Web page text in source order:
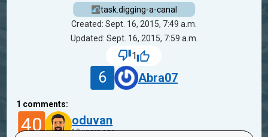
task.digging-a-canal
Created: Sept. 16, 2015, 7:49 a.m.
Updated: Sept. 16, 2015, 7:59 a.m.
1
6 Abra07
1 comments:
40 oduvan
10 years ago